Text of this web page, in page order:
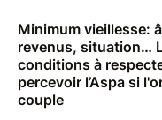
Minimum vieillesse:
revenus, situation…
conditions à
percevoir l’Aspa si
couple